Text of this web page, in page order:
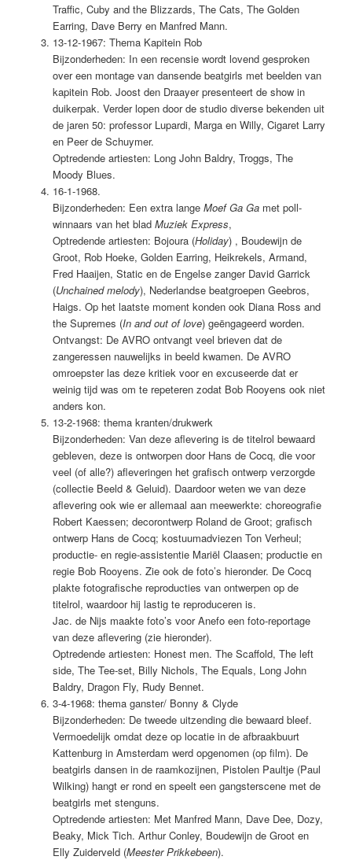
Traffic, Cuby and the Blizzards, The Cats, The Golden
Earring, Dave Berry en Manfred Mann.
13-12-1967: Thema Kapitein Rob
Bijzonderheden: In een recensie wordt lovend gesproken
over een montage van dansende beatgirls met beelden van
kapitein Rob. Joost den Draayer presenteert de show in
duikerpak. Verder lopen door de studio diverse bekenden uit
de jaren 50: professor Lupardi, Marga en Willy, Cigaret Larry
en Peer de Schuymer.
Optredende artiesten: Long John Baldry, Troggs, The
Moody Blues.
16-1-1968.
Bijzonderheden: Een extra lange Moef Ga Gamet poll-
winnaars van het blad Muziek Express,
Optredende artiesten: Bojoura (Holiday) , Boudewijn de
Groot, Rob Hoeke, Golden Earring, Heikrekels, Armand,
Fred Haaijen, Static en de Engelse zanger David Garrick
(Unchained melody), Nederlandse beatgroepen Geebros,
Haigs. Op het laatste moment konden ook Diana Ross and
the Supremes (In and out of love) geëngageerd worden.
Ontvangst: De AVRO ontvangt veel brieven dat de
zangeressen nauwelijks in beeld kwamen. De AVRO
omroepster las deze kritiek voor en excuseerde dat er
weinig tijd was om te repeteren zodat Bob Rooyens ook niet
anders kon.
13-2-1968: thema kranten/drukwerk
Bijzonderheden: Van deze aflevering is de titelrol bewaard
gebleven, deze is ontworpen door Hans de Cocq, die voor
veel (of alle?) afleveringen het grafisch ontwerp verzorgde
(collectie Beeld & Geluid). Daardoor weten we van deze
aflevering ook wie er allemaal aan meewerkte: choreografie
Robert Kaessen; decorontwerp Roland de Groot; grafisch
ontwerp Hans de Cocq; kostuumadviezen Ton Verheul;
productie- en regie-assistentie Mariël Claasen; productie en
regie Bob Rooyens. Zie ook de foto’s hieronder. De Cocq
plakte fotografische reproducties van ontwerpen op de
titelrol, waardoor hij lastig te reproduceren is.
Jac. de Nijs maakte foto’s voor Anefo een foto-reportage
van deze aflevering (zie hieronder).
Optredende artiesten: Honest men. The Scaffold, The left
side, The Tee-set, Billy Nichols, The Equals, Long John
Baldry, Dragon Fly, Rudy Bennet.
3-4-1968: thema ganster/ Bonny & Clyde
Bijzonderheden: De tweede uitzending die bewaard bleef.
Vermoedelijk omdat deze op locatie in de afbraakbuurt
Kattenburg in Amsterdam werd opgenomen (op film). De
beatgirls dansen in de raamkozijnen, Pistolen Paultje (Paul
Wilking) hangt er rond en speelt een gangsterscene met de
beatgirls met stenguns.
Optredende artiesten: Met Manfred Mann, Dave Dee, Dozy,
Beaky, Mick Tich. Arthur Conley, Boudewijn de Groot en
Elly Zuiderveld (Meester Prikkebeen).